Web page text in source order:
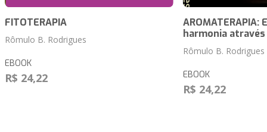
FITOTERAPIA
Rômulo B. Rodrigues
EBOOK
R$ 24,22
AROMATERAPIA:
harmonia
Rômulo B. Rodrigues
EBOOK
R$ 24,22